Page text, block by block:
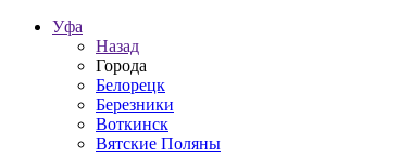
Уфа
Назад
Города
Белорецк
Березники
Воткинск
Вятские Поляны